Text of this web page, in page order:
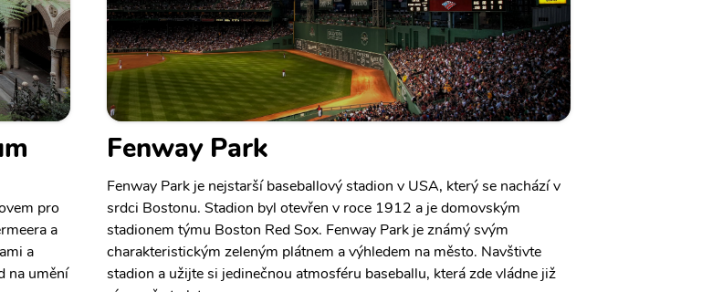
pro
a
a
na umění
Fenway Park
Fenway Park je nejstarší baseballový stadion v USA, který se nachází v
srdci Bostonu. Stadion byl otevřen v roce 1912 a je domovským
stadionem týmu Boston Red Sox. Fenway Park je známý svým
charakteristickým zeleným plátnem a výhledem na město. Navštivte
stadion a užijte si jedinečnou atmosféru baseballu, která zde vládne již